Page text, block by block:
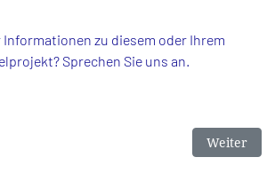
Informationen zu diesem oder Ihrem
Sprechen Sie uns an.
Mercure Hotel Hamburg City Nächster
Weiter